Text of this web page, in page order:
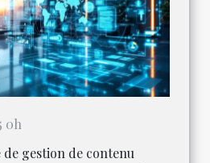
0h
de gestion de contenu